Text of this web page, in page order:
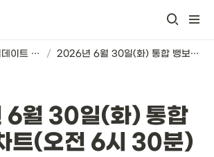
지난 업데이트 기록 / 2026년 6월 30일(화) 통합 뱅보드 차트(오전 6시 30분)
월 30일(화) 통합
트(오전 6시 30분)